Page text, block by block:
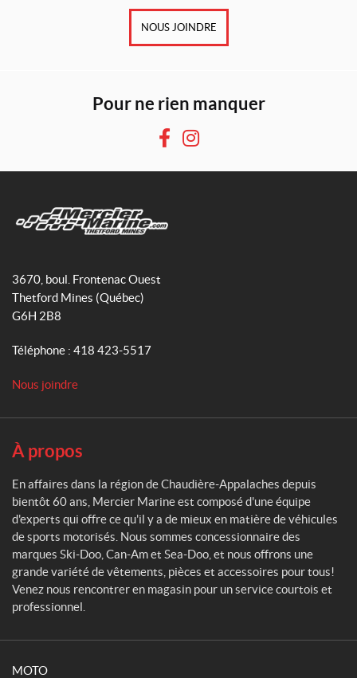
NOUS JOINDRE
Pour ne rien manquer
F
b
k
I
e
r
c
i
e
r
M
a
n
e
3670, boul. Frontenac Ouest
Thetford Mines (Québec)
G6H 2B8
Téléphone : 418 423-5517
Nous joindre
À propos
En affaires dans la région de Chaudière-Appalaches depuis
bientôt 60 ans, Mercier Marine est composé d'une équipe
d'experts qui offre ce qu'il y a de mieux en matière de véhicules
de sports motorisés. Nous sommes concessionnaire des
marques Ski-Doo, Can-Am et Sea-Doo, et nous offrons une
grande variété de vêtements, pièces et accessoires pour tous!
Venez nous rencontrer en magasin pour un service courtois et
professionnel.
MOTO